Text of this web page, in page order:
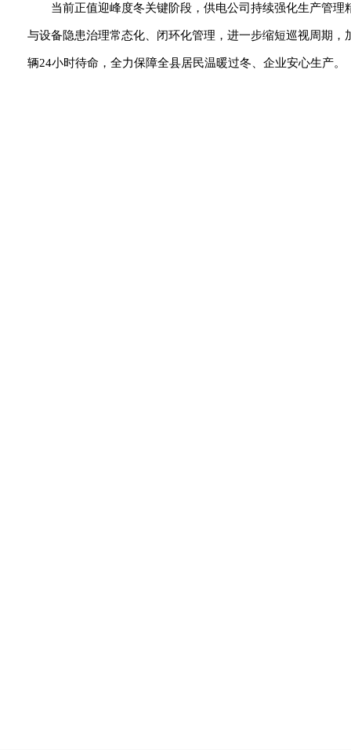
当前正值迎峰度冬关键阶段，供电公司持续强化生产管
与设备隐患治理常态化、闭环化管理，进一步缩短巡视周期
辆24小时待命，全力保障全县居民温暖过冬、企业安心生产